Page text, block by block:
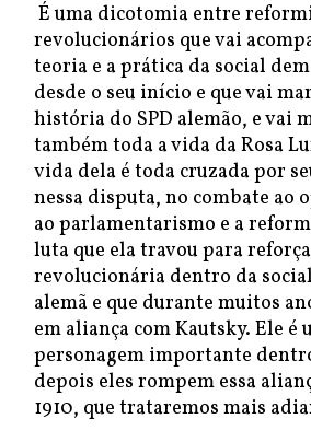
É uma dicotomia entre
revolucionários que vai
teoria e a prática da social
desde o seu início e que vai
história do SPD alemão, e vai
também toda a vida da Rosa
vida dela é toda cruzada por
nessa disputa, no combate ao
ao parlamentarismo e a
luta que ela travou para
revolucionária dentro da
alemã e que durante muitos
em aliança com Kautsky. Ele é
personagem importante
depois eles rompem essa
1910, que trataremos mais